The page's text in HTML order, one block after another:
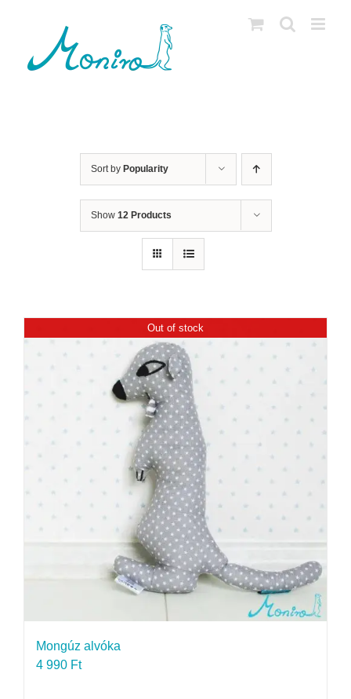
Sort by Popularity
Show 12 Products
Out of stock
Mongúz alvóka
4 990 Ft